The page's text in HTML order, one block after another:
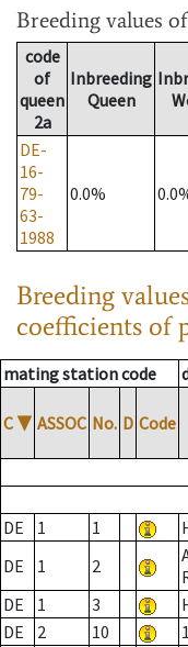
Breeding values
code
of
queen
2a
Inbreeding
Queen
DE-
16-
79-
63-
1988
0.0%
Breeding
coefficients of
mating station code
C ▼ ASSOC No. D Code
DE 1 1
DE
1 2
DE
1 3
DE
2 10